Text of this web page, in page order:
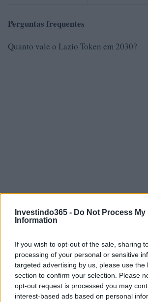
Investindo365 - Do Not Process My
Information
If you wish to opt-out of the sale, sharing
processing of your personal or sensitive
targeted advertising by us, please use the
section to confirm your selection. Please
opt-out request is processed you may
interest-based ads based on personal
Perguntas frequentes
Quanto vale o Lazio Token em 2030?
Baseado em fãs e com isso pode valer
plataforma de lançamento em 2030.
Lazio Fan Token é um bom